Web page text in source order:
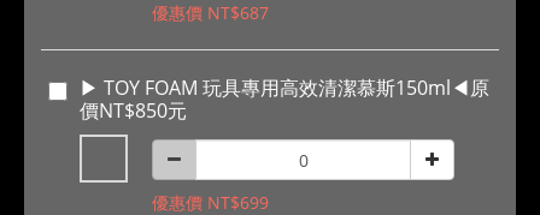
優惠價 NT$687
▶ TOY FOAM 玩具專用高效清潔慕斯150ml◀原
價NT$850元
優惠價 NT$699